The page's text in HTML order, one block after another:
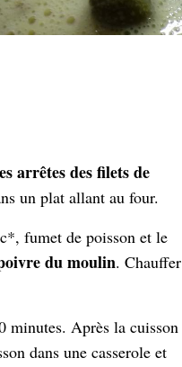
arrêtes des filets de
un plat allant au four.
fumet de poisson et le
du moulin. Chauffer
minutes. Après la cuisson
dans une casserole et